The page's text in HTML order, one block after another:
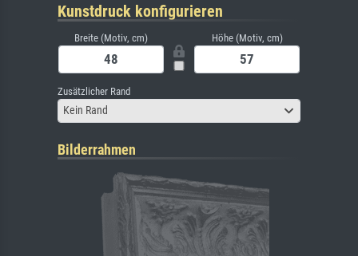
Kunstdruck konfigurieren
Breite (Motiv, cm) Höhe (Motiv, cm)
Zusätzlicher Rand
Kein Rand
Bilderrahmen